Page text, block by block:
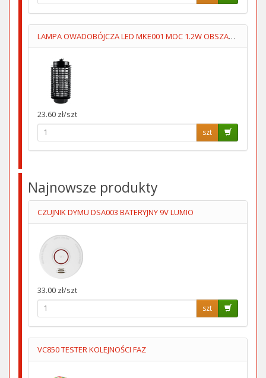
LAMPA OWADOBÓJCZA LED MKE001 MOC 1.2W OBSZAR 30m2
23.60 zł/szt
szt
Najnowsze produkty
CZUJNIK DYMU DSA003 BATERYJNY 9V LUMIO
33.00 zł/szt
szt
VC850 TESTER KOLEJNOŚCI FAZ